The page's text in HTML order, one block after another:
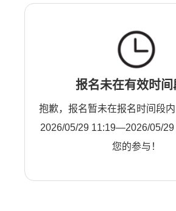
报名未在有效时间
抱歉，报名暂未在报名时间段
2026/05/29 11:19—2026/05/29
您的参与！